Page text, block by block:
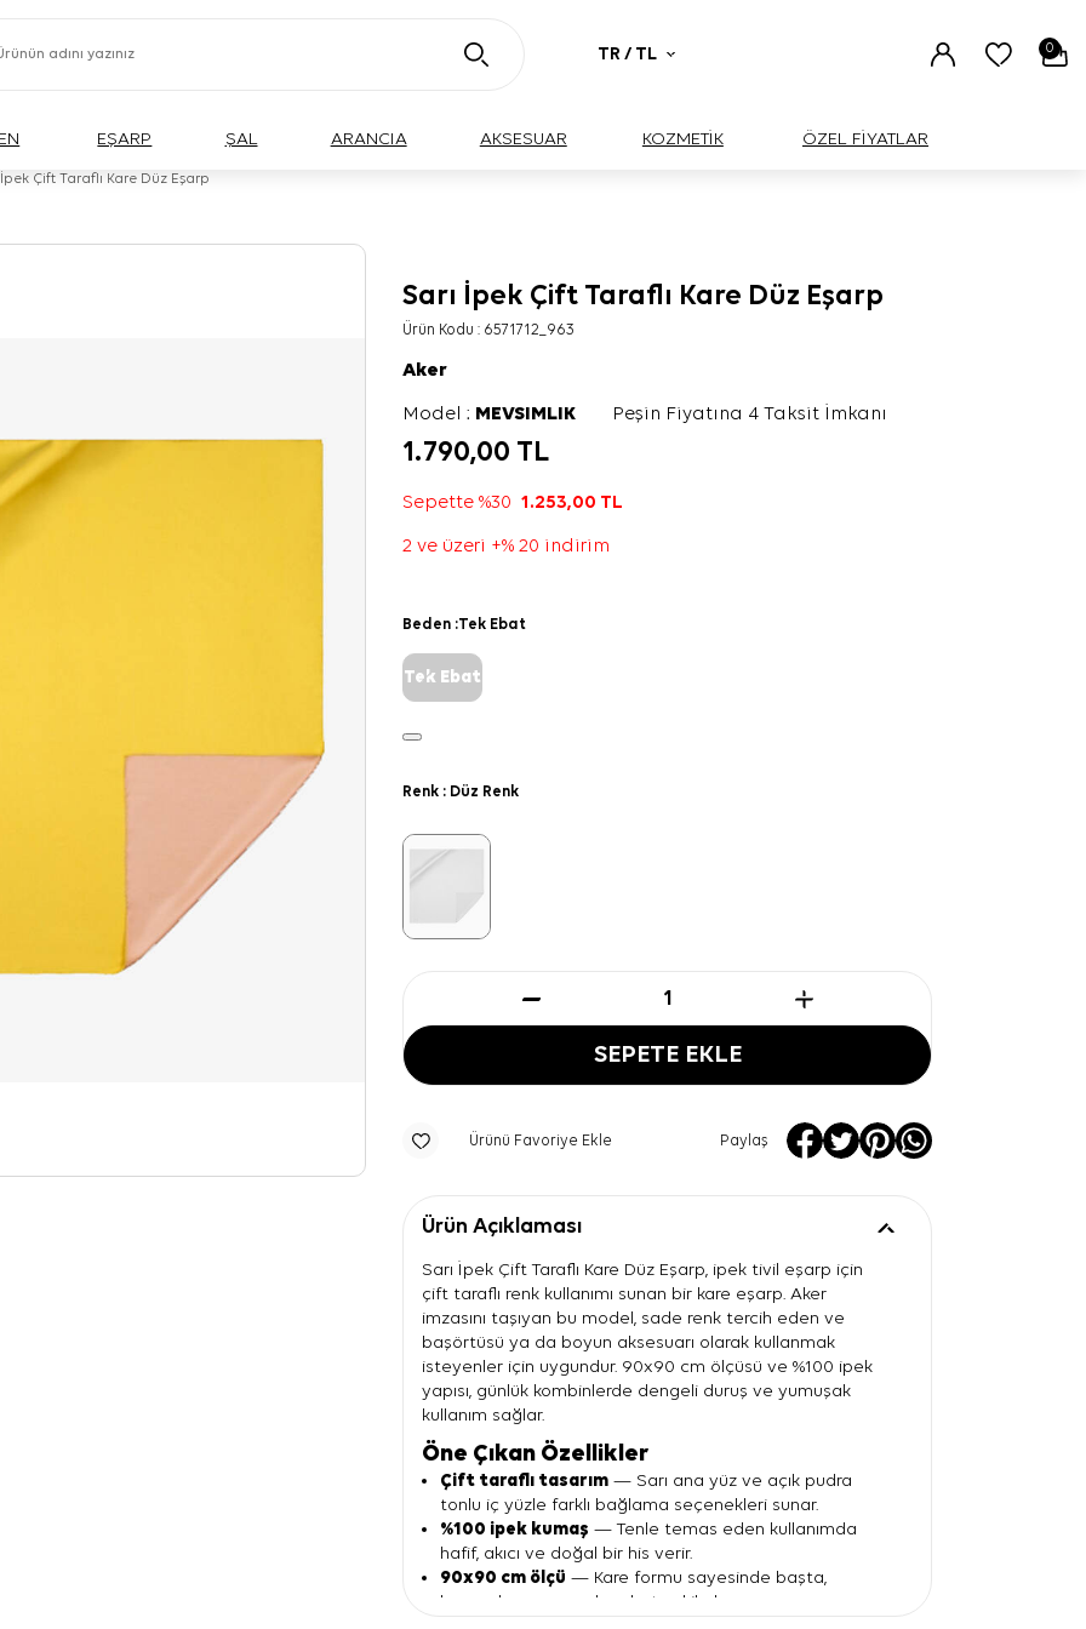
TR / TL 0
EŞARP ŞAL ARANCIA AKSESUAR KOZMETİK ÖZEL FİYATLAR
İpek Çift Taraflı Kare Düz Eşarp
Sarı İpek Çift Taraflı Kare Düz Eşarp
Ürün Kodu : 6571712_963
Aker
Model : MEVSIMLIK Peşin Fiyatına 4 Taksit İmkanı
1.790,00 TL
Sepette %301.253,00 TL
2 ve üzeri +% 20 indirim
Beden :Tek Ebat
Tek Ebat
Renk : Düz Renk
SEPETE EKLE
Ürünü Favoriye Ekle Paylaş
Ürün Açıklaması
Sarı İpek Çift Taraflı Kare Düz Eşarp, ipek tivil eşarp için
çift taraflı renk kullanımı sunan bir kare eşarp. Aker
imzasını taşıyan bu model, sade renk tercih eden ve
başörtüsü ya da boyun aksesuarı olarak kullanmak
isteyenler için uygundur. 90x90 cm ölçüsü ve %100 ipek
yapısı, günlük kombinlerde dengeli duruş ve yumuşak
kullanım sağlar.
Öne Çıkan Özellikler
Çift taraflı tasarım — Sarı ana yüz ve açık pudra
tonlu iç yüzle farklı bağlama seçenekleri sunar.
%100 ipek kumaş — Tenle temas eden kullanımda
hafif, akıcı ve doğal bir his verir.
90x90 cm ölçü — Kare formu sayesinde başta,
boyunda ve omuzda rahat şekil alır.